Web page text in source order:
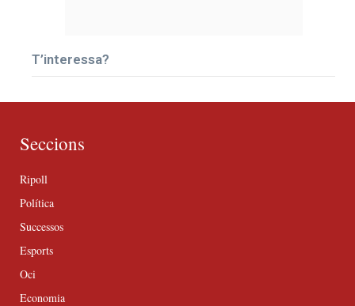
T’interessa?
Seccions
Ripoll
Política
Successos
Esports
Oci
Economia